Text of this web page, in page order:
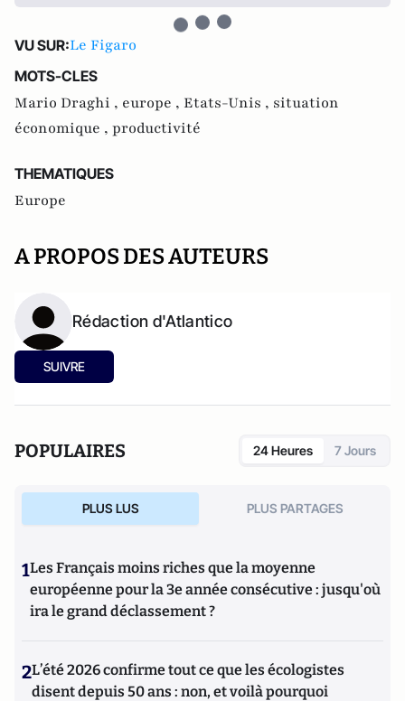
VU SUR:Le Figaro
MOTS-CLES
Mario Draghi , europe , Etats-Unis , situation
économique , productivité
THEMATIQUES
Europe
A PROPOS DES AUTEURS
Rédaction d'Atlantico
SUIVRE
POPULAIRES 24 Heures 7 Jours
PLUS LUS PLUS PARTAGES
1Les Français moins riches que la moyenne
européenne pour la 3e année consécutive : jusqu'où
ira le grand déclassement ?
2L’été 2026 confirme tout ce que les écologistes
disent depuis 50 ans : non, et voilà pourquoi